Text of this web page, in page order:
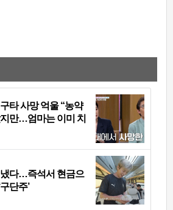
타 사망 억울 “농약
만…엄마는 이미 치
냈다…즉석서 현금으
단주’